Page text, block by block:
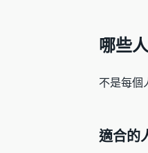
哪些
不是每個
適合的